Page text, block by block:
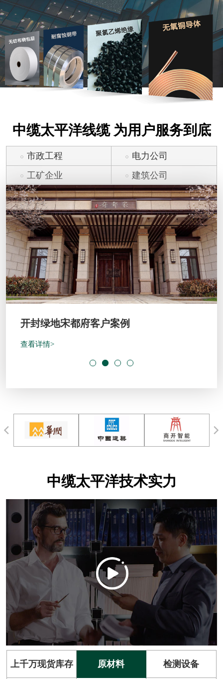
中缆太平洋线缆 为用户服务到底
市政工程
电力公司
工矿企业
建筑公司
开封绿地宋都府客户案例
查看详情>
中缆太平洋技术实力
上千万现货库存 原材料 检测设备